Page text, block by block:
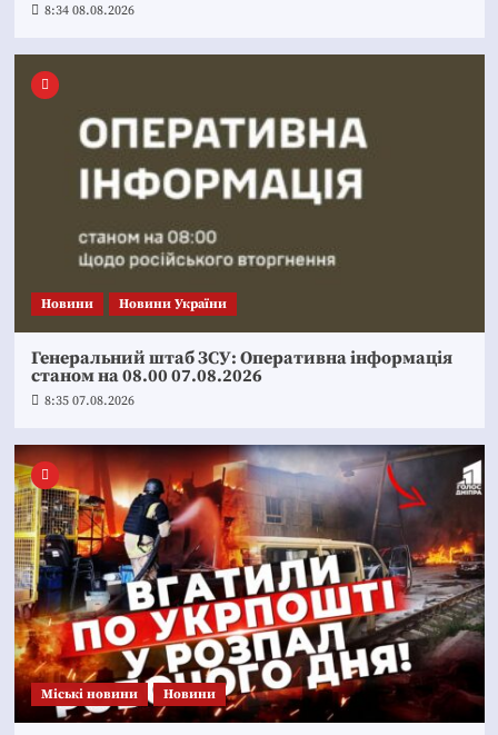
8:34 08.08.2026
Новини Новини України
Генеральний штаб ЗСУ: Оперативна інформація
станом на 08.00 07.08.2026
8:35 07.08.2026
Mіські новини Новини